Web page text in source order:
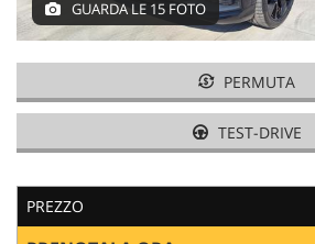
GUARDA LE 15 FOTO
PERMUTA
TEST-DRIVE
PREZZO